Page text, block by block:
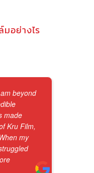
อย่างไร
beyond
made
Kru Film,
my